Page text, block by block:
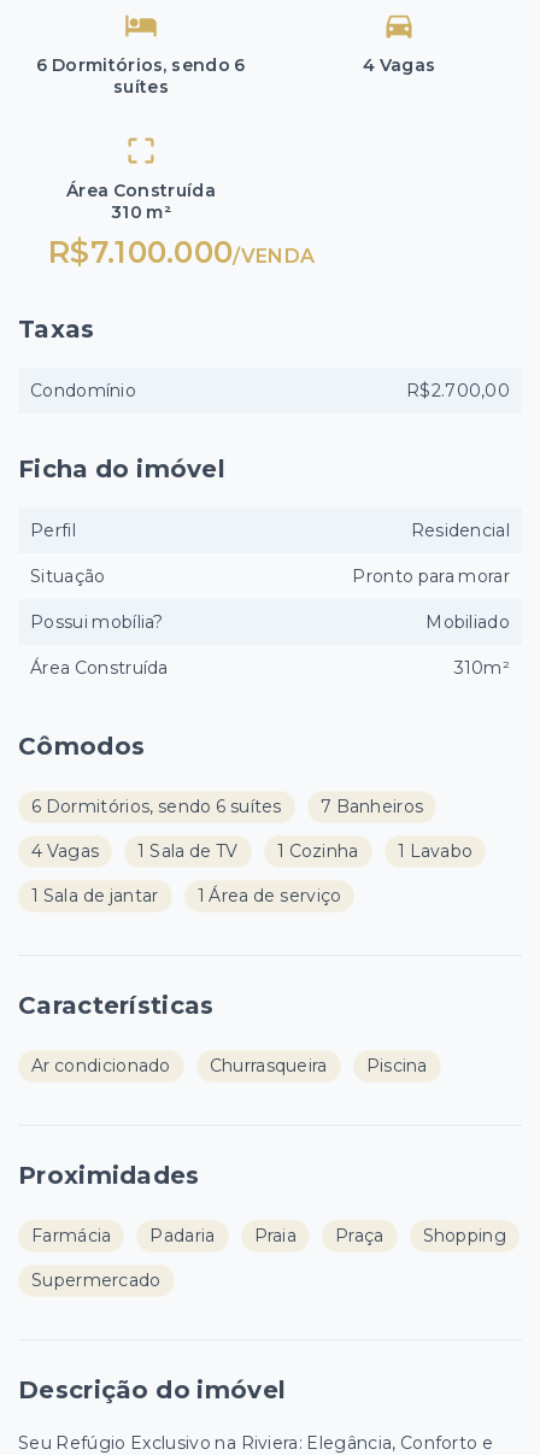
6 Dormitórios, sendo 6
suítes
4 Vagas
Área Construída
310 m²
R$7.100.000/VENDA
Cômodos
6 Dormitórios, sendo 6 suítes 7 Banheiros
4 Vagas 1 Sala de TV 1 Cozinha 1 Lavabo
1 Sala de jantar 1 Área de serviço
Características
Ar condicionado Churrasqueira Piscina
Proximidades
Farmácia Padaria Praia Praça Shopping
Supermercado
Descrição do imóvel
Seu Refúgio Exclusivo na Riviera: Elegância, Conforto e
Taxas
Condomínio R$2.700,00
Ficha do imóvel
Perfil Residencial
Situação Pronto para morar
Possui mobília? Mobiliado
Área Construída 310m²